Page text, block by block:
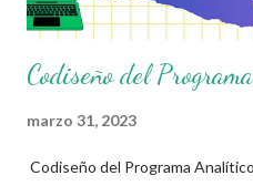
Codiseño del
marzo 31, 2023
Codiseño del Programa